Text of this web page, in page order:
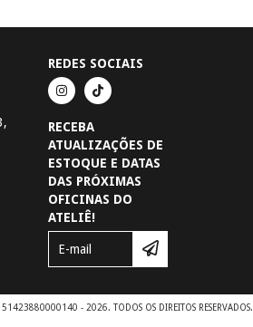
REDES SOCIAIS
RECEBA
ATUALIZAÇÕES DE
ESTOQUE E DATAS
DAS PRÓXIMAS
OFICINAS DO
ATELIÊ!
51423880000140 - 2026. TODOS OS DIREITOS RESERVADOS.